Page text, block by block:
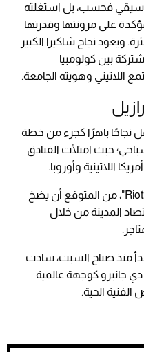
فحسب، بل استغلته
على مرونتها وقدرتها
ويعود نجاح شاكيرا الكبير
بين كولومبيا
اللاتيني وهويته الجامعة.
نجاحًا باهرًا كجزء من خطة
حيث امتلأت الفنادق
اللاتينية وأوروبا.
ووفقًا لبيانات بلدية ريو وشركة "Riotur"، من المتوقع أن يضخ
في اقتصاد المدينة من خلال
بدأ منذ صباح السبت، سادت
دي جانيرو كوجهة عالمية
الحية.